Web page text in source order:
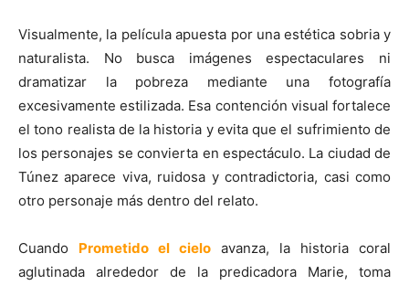
Visualmente, la película apuesta por una estética sobria y
naturalista. No busca imágenes espectaculares ni
dramatizar la pobreza mediante una fotografía
excesivamente estilizada. Esa contención visual fortalece
el tono realista de la historia y evita que el sufrimiento de
los personajes se convierta en espectáculo. La ciudad de
Túnez aparece viva, ruidosa y contradictoria, casi como
otro personaje más dentro del relato.
Cuando Prometido el cielo avanza, la historia coral
aglutinada alrededor de la predicadora Marie, toma